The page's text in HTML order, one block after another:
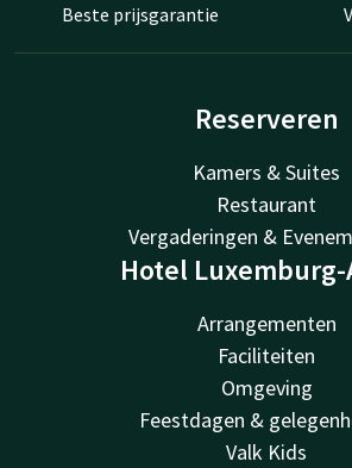
Beste prijsgarantie
Reserveren
Kamers & Suites
Restaurant
Vergaderingen &
Hotel
Arrangementen
Faciliteiten
Omgeving
Feestdagen &
Valk Kids